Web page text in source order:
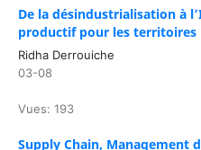
De la désindustrialisation à
productif pour les territoires
Ridha Derrouiche
03-08
Vues: 193
Supply Chain, Management